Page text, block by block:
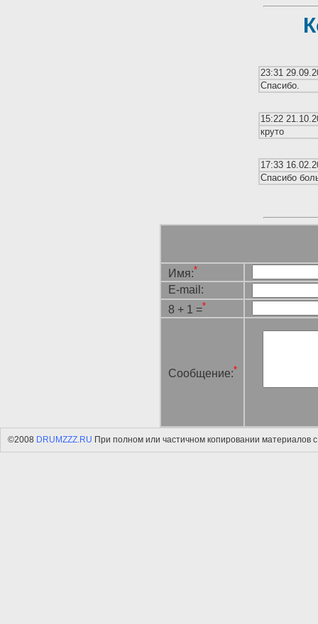
23:31
Спасибо.
15:22
круто
17:33
Спасибо
Имя:*
E-mail:
8 + 1 =*
Сообщение:*
©2008 DRUMZZZ.RU При полном или частичном копировании материалов